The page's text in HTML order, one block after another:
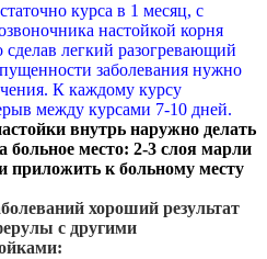
курса в 1 месяц, с
настойкой корня
сделав легкий разогревающий
заболевания нужно
К каждому курсу
между курсами 7-10 дней.
внутрь наружно делать
место: 2-3 слоя марли
приложить к больному месту
хороший результат
с другими